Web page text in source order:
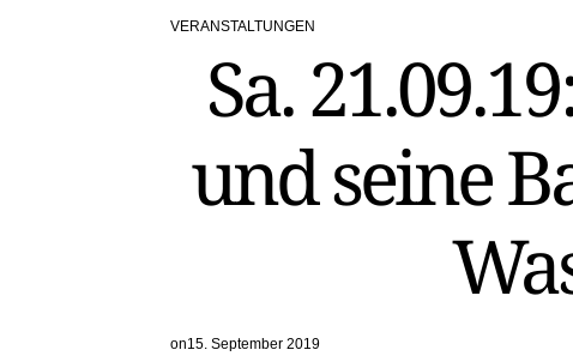
POSTED
VERANSTALTUNGEN
Sa.
und seine
on15. September 2019